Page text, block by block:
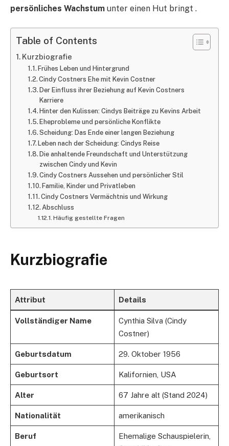
persönliches Wachstum unter einen Hut bringt .
Table of Contents
Kurzbiografie
Frühes Leben und Hintergrund
Cindy Costners Ehe mit Kevin Costner
Der Einfluss ihrer Beziehung auf Kevin Costners
Karriere
Hinter den Kulissen: Cindys Beiträge zu Kevins Arbeit
Eheprobleme und persönliche Konflikte
Scheidung: Das Ende einer langen Beziehung
Leben nach der Scheidung: Cindys Reise
Die anhaltende Freundschaft und Unterstützung
zwischen Cindy und Kevin
Cindy Costners Aussehen und persönlicher Stil
Familie, Kinder und Privatleben
Cindy Costners Vermächtnis und Wirkung
Abschluss
Häufig gestellte Fragen
Kurzbiografie
Attribut Details
Vollständiger Name
Cynthia Silva (Cindy
Costner)
Geburtsdatum 29. Oktober 1956
Geburtsort Kalifornien, USA
Alter 67 Jahre alt (Stand 2024)
Nationalität amerikanisch
Beruf
Ehemalige Schauspielerin,